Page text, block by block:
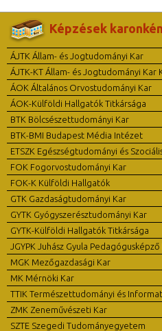
Képzések
ÁJTK Állam- és Jogtudományi Kar
ÁJTK-KT Állam- és Jogtudományi Kar
ÁOK Általános Orvostudományi Kar
ÁOK-Külföldi Hallgatók Titkársága
BTK Bölcsészettudományi Kar
BTK-BMI Budapest Média Intézet
ETSZK Egészségtudományi és
FOK Fogorvostudományi Kar
FOK-K Külföldi Hallgatók
GTK Gazdaságtudományi Kar
GYTK Gyógyszerésztudományi Kar
GYTK-Külföldi Hallgatók Titkársága
JGYPK Juhász Gyula
MGK Mezőgazdasági Kar
MK Mérnöki Kar
TTIK Természettudományi és
ZMK Zeneművészeti Kar
SZTE Szegedi Tudományegyetem